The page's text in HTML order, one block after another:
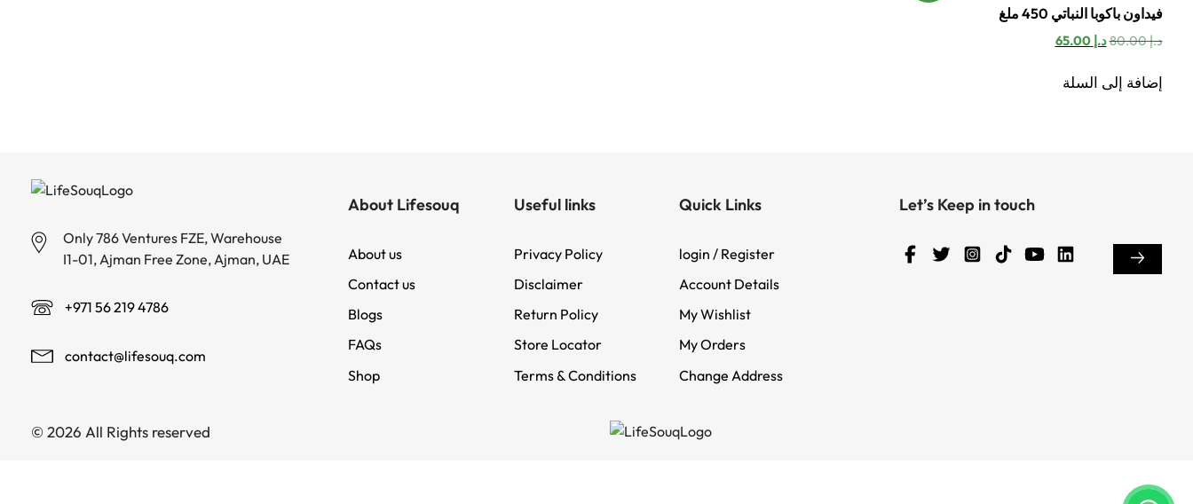
فيداون باكوبا النباتي 450 ملغ
د.إ80.00
السعر
هو:
د.إ 80.00.
د.إ 65.00
السعر
إضافة إلى السلة
Only 786 Ventures FZE, Warehouse
I1-01, Ajman Free Zone, Ajman, UAE
+971 56 219 4786
contact@lifesouq.com
About Lifesouq
About us
Contact us
Blogs
FAQs
Shop
Useful links
Privacy Policy
Disclaimer
Return Policy
Store Locator
Terms & Conditions
Quick Links
login / Register
Account Details
My Wishlist
My Orders
Change Address
Let’s Keep in touch
© 2026 All Rights reserved